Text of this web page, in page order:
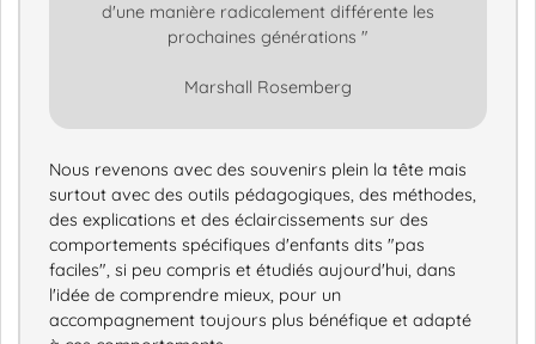
d'une manière radicalement différente les
prochaines générations "
Marshall Rosemberg
Nous revenons avec des souvenirs plein la tête mais
surtout avec des outils pédagogiques, des méthodes,
des explications et des éclaircissements sur des
comportements spécifiques d'enfants dits "pas
faciles", si peu compris et étudiés aujourd'hui, dans
l'idée de comprendre mieux, pour un
accompagnement toujours plus bénéfique et adapté